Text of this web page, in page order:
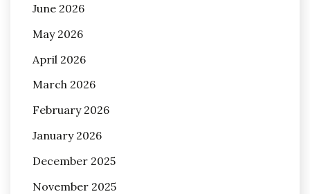
June 2026
May 2026
April 2026
March 2026
February 2026
January 2026
December 2025
November 2025